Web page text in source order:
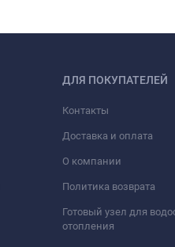
ДЛЯ ПОКУПАТЕЛЕЙ
Контакты
Доставка и оплата
О компании
Политика возврата
Готовый узел для
отопления